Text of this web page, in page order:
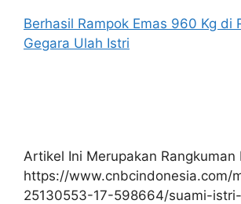
Berhasil Rampok Emas 960 Kg di
Gegara Ulah Istri
Artikel Ini Merupakan Rangkuman
https://www.cnbcindonesia.com/
25130553-17-598664/suami-